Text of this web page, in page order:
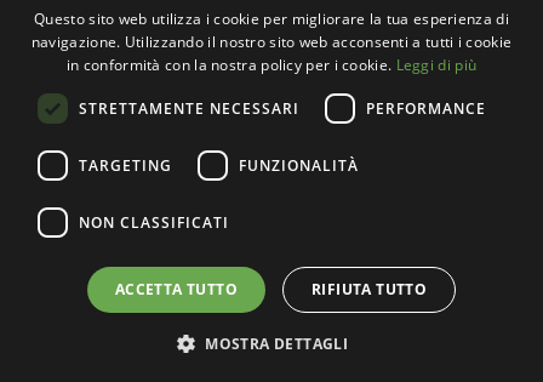
Società cooperativa sociale Il Mosaico Servizi ETS
Privacy-Dichiarazione di accessibilità
Via Agostino da Lodi, 9 - 26900 Lodi
Questo sito web utilizza i cookie per migliorare la tua esperienza di
navigazione. Utilizzando il nostro sito web acconsenti a tutti i cookie
in conformità con la nostra policy per i cookie. Leggi di più
STRETTAMENTE NECESSARI PERFORMANCE
TARGETING FUNZIONALITÀ
NON CLASSIFICATI
ACCETTA TUTTO RIFIUTA TUTTO
MOSTRA DETTAGLI